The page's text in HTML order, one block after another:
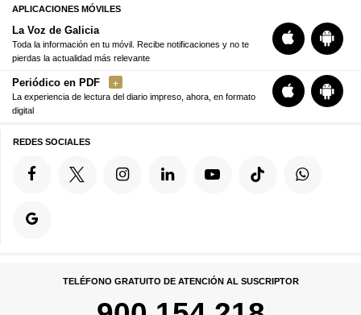
APLICACIONES MÓVILES
La Voz de Galicia
Toda la información en tu móvil. Recibe notificaciones y no te
pierdas la actualidad más relevante
Periódico en PDF
La experiencia de lectura del diario impreso, ahora, en formato
digital
REDES SOCIALES
TELÉFONO GRATUITO DE ATENCIÓN AL SUSCRIPTOR